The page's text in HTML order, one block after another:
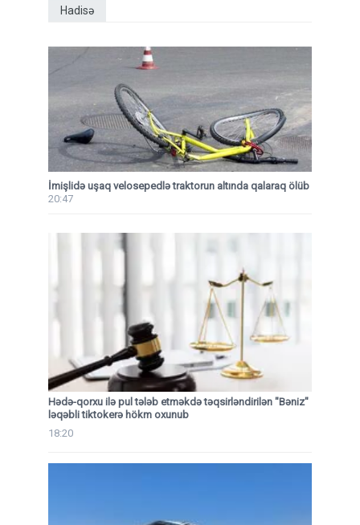
Hadisə
İmişlidə uşaq velosepedlə traktorun altında qalaraq ölüb
20:47
Hədə-qorxu ilə pul tələb etməkdə təqsirləndirilən "Bəniz"
ləqəbli tiktokerə hökm oxunub
18:20